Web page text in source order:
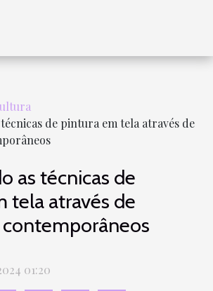
de pintura em tela através de
as técnicas de
tela através de
01:20